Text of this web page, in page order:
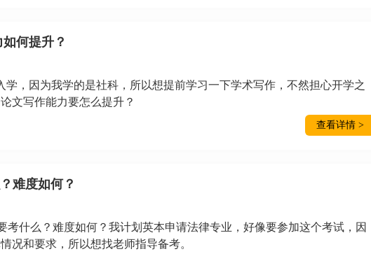
何提升？
学，因为我学的是社科，所以想提前学习一下学术写作，不然担心开学之
文写作能力要怎么提升？
查看详情 >
难度如何？
考什么？难度如何？我计划英本申请法律专业，好像要参加这个考试，因
况和要求，所以想找老师指导备考。